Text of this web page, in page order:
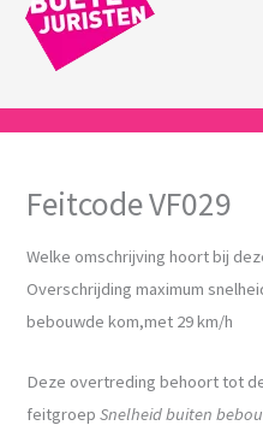
Feitcode VF029
Welke omschrijving hoort bij
Overschrijding maximum
bebouwde kom,met 29 km/h
Deze overtreding behoort tot
feitgroepSnelheid buiten